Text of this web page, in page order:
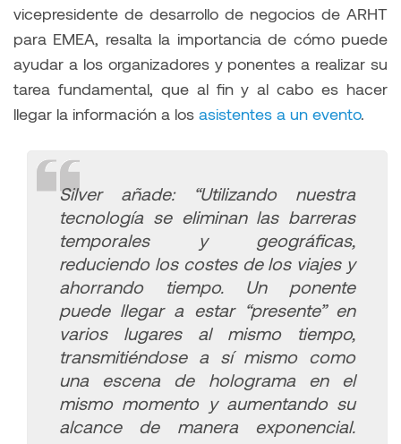
vicepresidente de desarrollo de negocios de ARHT
para EMEA, resalta la importancia de cómo puede
ayudar a los organizadores y ponentes a realizar su
tarea fundamental, que al fin y al cabo es hacer
llegar la información a los asistentes a un evento.
Silver añade:
“Utilizando nuestra
tecnología se eliminan las barreras
temporales y geográficas,
reduciendo los costes de los viajes y
ahorrando tiempo. Un ponente
puede llegar a estar “presente” en
varios lugares al mismo tiempo,
transmitiéndose a sí mismo como
una escena de holograma en el
mismo momento y aumentando su
alcance de manera exponencial.